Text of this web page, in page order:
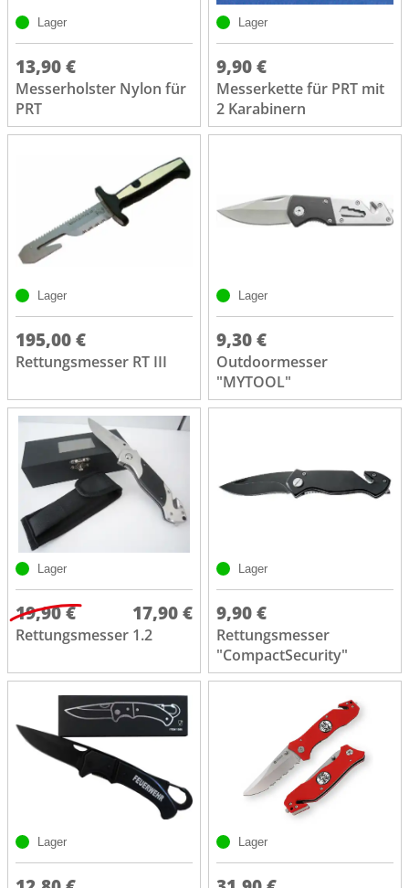
Lager
13,90 €
Messerholster Nylon für
PRT
Lager
9,90 €
Messerkette für PRT mit
2 Karabinern
Lager
195,00 €
Rettungsmesser RT III
Lager
9,30 €
Outdoormesser
"MYTOOL"
Lager
19,90 € 17,90 €
Rettungsmesser 1.2
Lager
9,90 €
Rettungsmesser
"CompactSecurity"
Lager Lager